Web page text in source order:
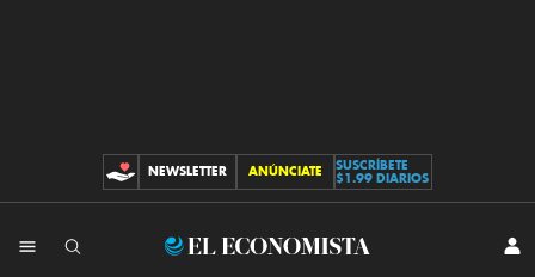
CONTRIBUCIONES
NEWSLETTER ANÚNCIATE
SUSCRÍBETE
$1.99 DIARIOS
El